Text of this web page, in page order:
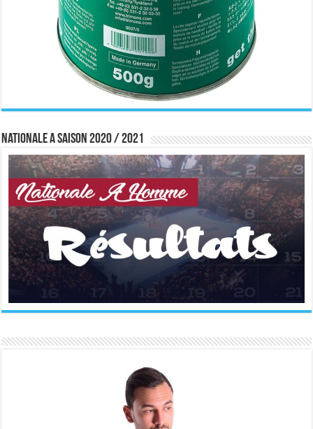
Nationale A saison 2020 / 2021